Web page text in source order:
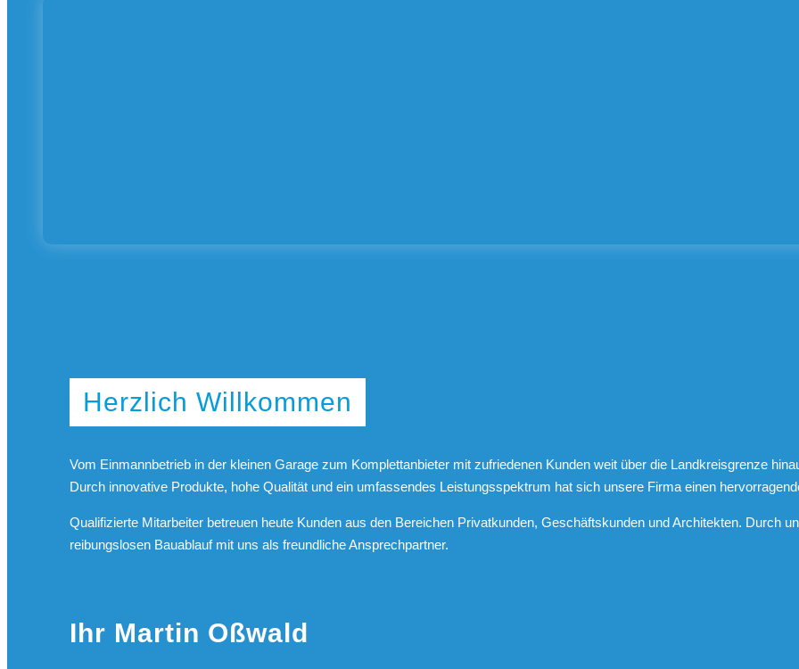
Herzlich Willkommen
Vom Einmannbetrieb in der kleinen Garage zum Komplettanbieter mit zufriedenen Kunden weit über die Landkreisgrenze
Durch innovative Produkte, hohe Qualität und ein umfassendes Leistungsspektrum hat sich unsere Firma einen
Qualifizierte Mitarbeiter betreuen heute Kunden aus den Bereichen Privatkunden, Geschäftskunden und Architekten. Durch
reibungslosen Bauablauf mit uns als freundliche Ansprechpartner.
Ihr Martin Oßwald